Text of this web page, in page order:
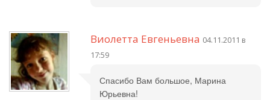
Виолетта Евгеньевна 04.11.2011 в
17:59
Спасибо Вам большое, Марина
Юрьевна!